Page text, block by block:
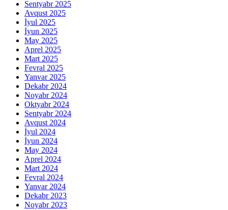
Sentyabr 2025
Avqust 2025
İyul 2025
İyun 2025
May 2025
Aprel 2025
Mart 2025
Fevral 2025
Yanvar 2025
Dekabr 2024
Noyabr 2024
Oktyabr 2024
Sentyabr 2024
Avqust 2024
İyul 2024
İyun 2024
May 2024
Aprel 2024
Mart 2024
Fevral 2024
Yanvar 2024
Dekabr 2023
Noyabr 2023